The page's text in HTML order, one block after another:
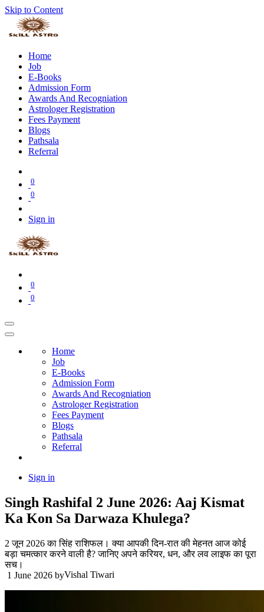
Skip to Content
Home
Job
E-Books
Admission Form
Awards And Recogniation
Astrologer Registration
Fees Payment
Blogs
Pathsala
Referral
0
0
Sign in
0
0
Home
Job
E-Books
Admission Form
Awards And Recogniation
Astrologer Registration
Fees Payment
Blogs
Pathsala
Referral
Sign in
Singh Rashifal 2 June 2026: Aaj Kismat
Ka Kon Sa Darwaza Khulega?
2 जून 2026 का सिंह राशिफल। क्या आपकी दिन-रात की मेहनत आज कोई
बड़ा चमत्कार करने वाली है? जानिए अपने करियर, धन, और लव लाइफ का पूरा
सच।
1 June 2026 byVishal Tiwari